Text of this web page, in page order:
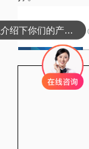
课程设置
可以介绍下你们的产品么